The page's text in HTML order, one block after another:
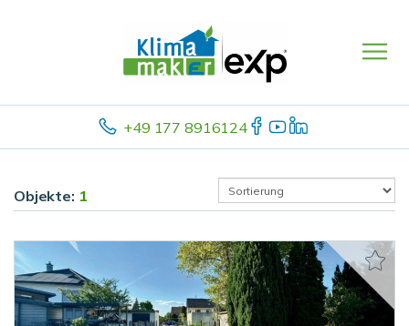
+49 177 8916124
Objekte: 1